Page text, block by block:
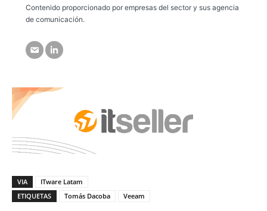
Contenido proporcionado por empresas del sector y sus agencia
de comunicación.
VIA
ITware Latam
ETIQUETAS
Tomás Dacoba Veeam